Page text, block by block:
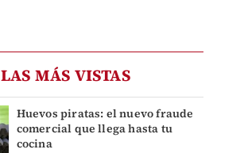
LAS MÁS VISTAS
Huevos piratas: el nuevo fraude
comercial que llega hasta tu
cocina